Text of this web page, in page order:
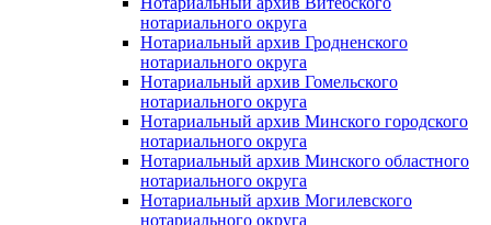
нотариального округа
Нотариальный архив Гродненского
нотариального округа
Нотариальный архив Гомельского
нотариального округа
Нотариальный архив Минского городского
нотариального округа
Нотариальный архив Минского областного
нотариального округа
Нотариальный архив Могилевского
нотариального округа